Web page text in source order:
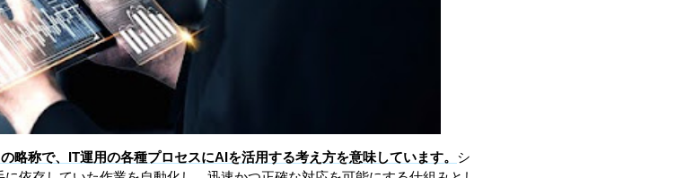
称で、IT運用の各種プロセスにAIを活用する考え方を意味しています。 シ